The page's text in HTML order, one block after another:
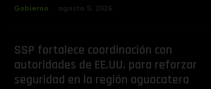
Gobierno agosto 5, 2026
SSP fortalece coordinación con
autoridades de EE.UU. para reforzar
seguridad en la región aguacatera